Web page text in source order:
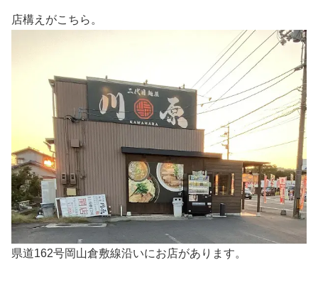
店構えがこちら。
県道162号岡山倉敷線沿いにお店があります。